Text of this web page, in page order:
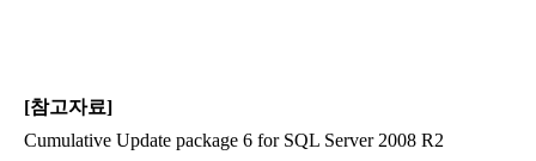
[참고자료]
Cumulative Update package 6 for SQL Server 2008 R2